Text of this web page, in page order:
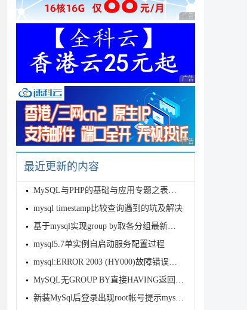
so it cannot execute this statement
广告 商业广告，理性
广告 商业广告，理性
广告 商业广告，理性
最近更新的内容
MySQL与PHP的基础与应用专题之表连接
mysql timestamp比较查询遇到的坑及解决
基于mysql实现group by取各分组最新一条数据
mysql5.7单实例自启动服务配置过程
mysql:ERROR 2003 (HY000)故障错误解决方法与思路
MySQL无GROUP BY直接HAVING返回空的问题分析
新装MySql后登录出现root帐号提示mysql ERROR 1045 (